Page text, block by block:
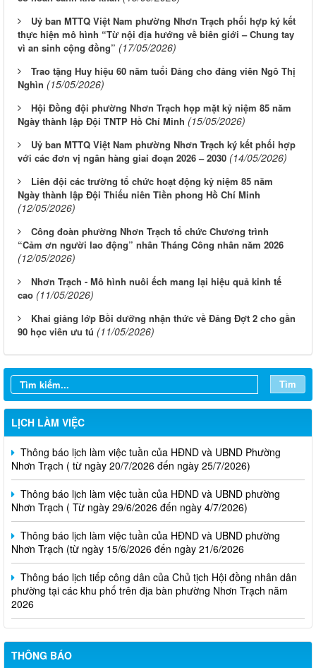
Uỷ ban MTTQ Việt Nam phường Nhơn Trạch phối hợp ký kết
thực hiện mô hình “Từ nội địa hướng về biên giới – Chung tay
vì an sinh cộng đồng” (17/05/2026)
Trao tặng Huy hiệu 60 năm tuổi Đảng cho đảng viên Ngô Thị
Nghìn (15/05/2026)
Hội Đồng đội phường Nhơn Trạch họp mặt kỷ niệm 85 năm
Ngày thành lập Đội TNTP Hồ Chí Minh (15/05/2026)
Uỷ ban MTTQ Việt Nam phường Nhơn Trạch ký kết phối hợp
với các đơn vị ngân hàng giai đoạn 2026 – 2030 (14/05/2026)
Liên đội các trường tổ chức hoạt động kỷ niệm 85 năm
Ngày thành lập Đội Thiếu niên Tiền phong Hồ Chí Minh
(12/05/2026)
Công đoàn phường Nhơn Trạch tổ chức Chương trình
“Cảm ơn người lao động” nhân Tháng Công nhân năm 2026
(12/05/2026)
Nhơn Trạch - Mô hình nuôi ếch mang lại hiệu quả kinh tế
cao (11/05/2026)
Khai giảng lớp Bồi dưỡng nhận thức về Đảng Đợt 2 cho gần
90 học viên ưu tú (11/05/2026)
Tìm
LỊCH LÀM VIỆC
Thông báo lịch làm việc tuần của HĐND và UBND phường
Nhơn Trạch( từ ngày 03/08/2026 đến ngày 08/08/2026)
Thông báo lịch làm việc tuần của HĐND và UBND Phường
Nhơn Trạch ( từ ngày 20/7/2026 đến ngày 25/7/2026)
Thông báo lịch làm việc tuần của HĐND và UBND phường
Nhơn Trạch ( Từ ngày 29/6/2026 đến ngày 4/7/2026)
Thông báo lịch làm việc tuần của HĐND và UBND phường
Nhơn Trạch (từ ngày 15/6/2026 đến ngày 21/6/2026
Thông báo lịch tiếp công dân của Chủ tịch Hội đồng nhân dân
phường tại các khu phố trên địa bàn phường Nhơn Trạch năm
2026
THÔNG BÁO
Niêm yết phương án bồi thường, hỗ trợ, tái định cư
Thông báo về việc hủy kết quả trúng tuyển (nguyện vọng 1)
của kỳ tuyên dụng viên chức